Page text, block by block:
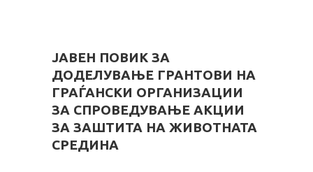
ЈАВЕН ПОВИК ЗА
ДОДЕЛУВАЊЕ ГРАНТОВИ НА
ГРАЃАНСКИ ОРГАНИЗАЦИИ
ЗА СПРОВЕДУВАЊЕ АКЦИИ
ЗА ЗАШТИТА НА ЖИВОТНАТА
СРЕДИНА